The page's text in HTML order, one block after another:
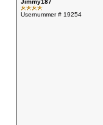
Jimmy187
Usernummer # 19254